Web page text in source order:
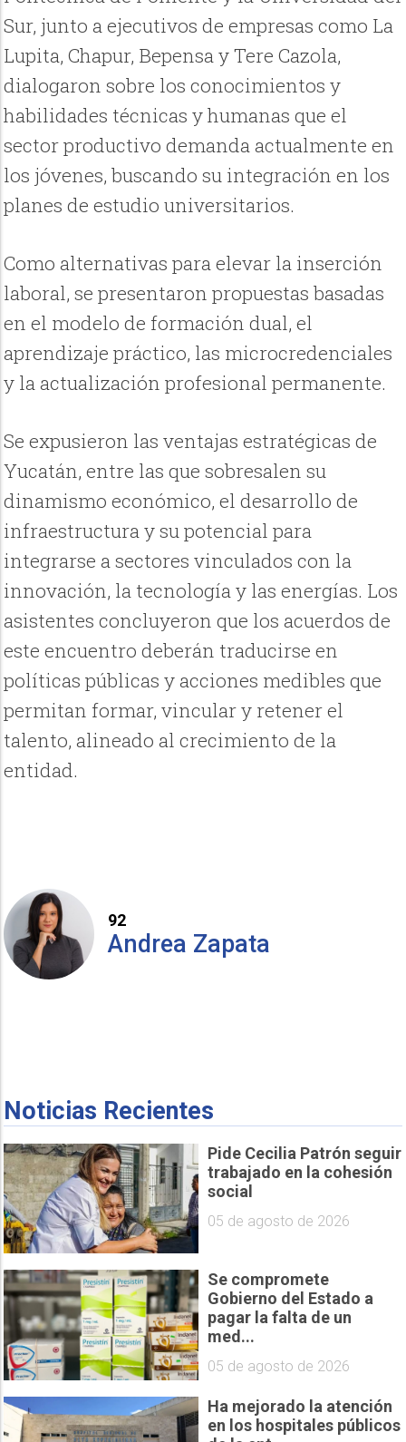
Sur, junto a ejecutivos de empresas como La
Lupita, Chapur, Bepensa y Tere Cazola,
dialogaron sobre los conocimientos y
habilidades técnicas y humanas que el
sector productivo demanda actualmente en
los jóvenes, buscando su integración en los
planes de estudio universitarios.
Como alternativas para elevar la inserción
laboral, se presentaron propuestas basadas
en el modelo de formación dual, el
aprendizaje práctico, las microcredenciales
y la actualización profesional permanente.
Se expusieron las ventajas estratégicas de
Yucatán, entre las que sobresalen su
dinamismo económico, el desarrollo de
infraestructura y su potencial para
integrarse a sectores vinculados con la
innovación, la tecnología y las energías. Los
asistentes concluyeron que los acuerdos de
este encuentro deberán traducirse en
políticas públicas y acciones medibles que
permitan formar, vincular y retener el
talento, alineado al crecimiento de la
entidad.
92
Andrea Zapata
Noticias Recientes
Pide Cecilia Patrón seguir
trabajado en la cohesión
social
05 de agosto de 2026
Se compromete
Gobierno del Estado a
pagar la falta de un
med...
05 de agosto de 2026
Ha mejorado la atención
en los hospitales públicos